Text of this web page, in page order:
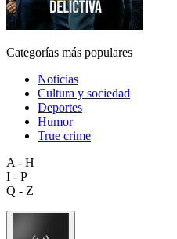
Categorías más populares
Noticias
Cultura y sociedad
Deportes
Humor
True crime
A - H
I - P
Q - Z